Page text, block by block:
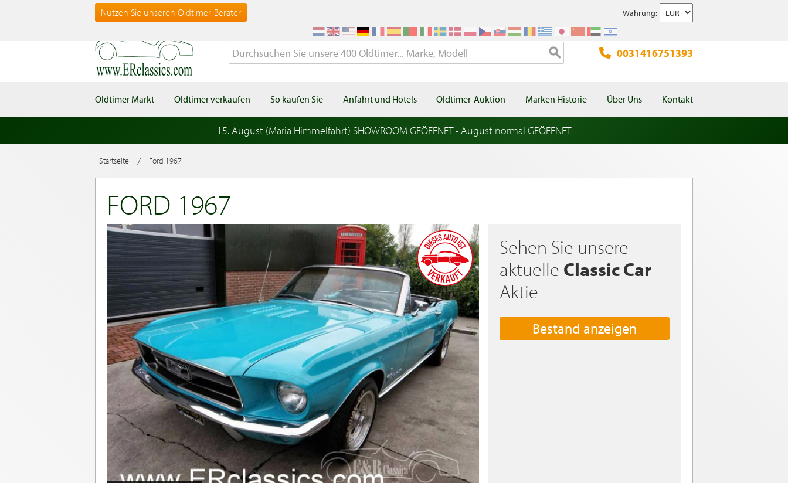
Nutzen Sie unseren Oldtimer-Berater Währung:
0031416751393
Oldtimer Markt Oldtimer verkaufen So kaufen Sie Anfahrt und Hotels Oldtimer-Auktion Marken Historie Über Uns Kontakt
15. August (Maria Himmelfahrt) SHOWROOM GEÖFFNET - August normal GEÖFFNET
Startseite / Ford 1967
FORD 1967
Sehen Sie unsere
aktuelle Classic Car
Aktie
Bestand anzeigen